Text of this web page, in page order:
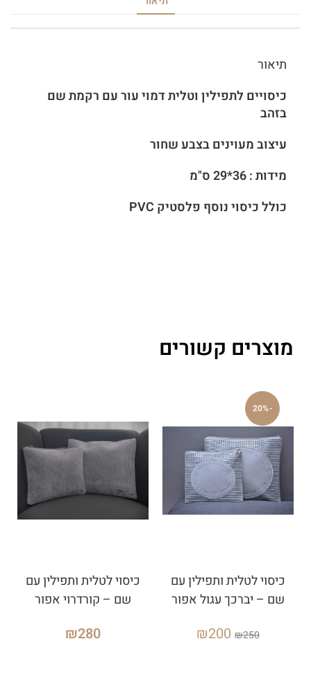
תיאור
כיסויים לתפילין וטלית דמוי עור עם רקמת שם
בזהב
עיצוב מעוינים בצבע שחור
מידות : 36*29 ס"מ
כולל כיסוי נוסף פלסטיק PVC
מוצרים קשורים
-20%
כיסוי לטלית ותפילין עם
שם – יברכך עגול אפור
₪250
₪200
כיסוי לטלית ותפילין עם
שם – קורדרוי אפור
₪280